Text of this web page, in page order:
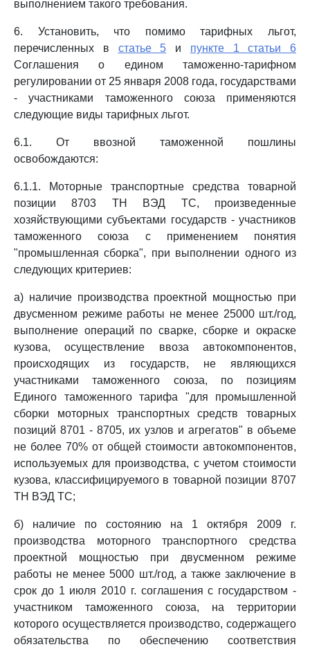
выполнением такого требования.
6. Установить, что помимо тарифных льгот,
перечисленных в статье 5 и пункте 1 статьи 6
Соглашения о едином таможенно-тарифном
регулировании от 25 января 2008 года, государствами
- участниками таможенного союза применяются
следующие виды тарифных льгот.
6.1. От ввозной таможенной пошлины
освобождаются:
6.1.1. Моторные транспортные средства товарной
позиции 8703 ТН ВЭД ТС, произведенные
хозяйствующими субъектами государств - участников
таможенного союза с применением понятия
"промышленная сборка", при выполнении одного из
следующих критериев:
а) наличие производства проектной мощностью при
двусменном режиме работы не менее 25000 шт./год,
выполнение операций по сварке, сборке и окраске
кузова, осуществление ввоза автокомпонентов,
происходящих из государств, не являющихся
участниками таможенного союза, по позициям
Единого таможенного тарифа "для промышленной
сборки моторных транспортных средств товарных
позиций 8701 - 8705, их узлов и агрегатов" в объеме
не более 70% от общей стоимости автокомпонентов,
используемых для производства, с учетом стоимости
кузова, классифицируемого в товарной позиции 8707
ТН ВЭД ТС;
б) наличие по состоянию на 1 октября 2009 г.
производства моторного транспортного средства
проектной мощностью при двусменном режиме
работы не менее 5000 шт./год, а также заключение в
срок до 1 июля 2010 г. соглашения с государством -
участником таможенного союза, на территории
которого осуществляется производство, содержащего
обязательства по обеспечению соответствия